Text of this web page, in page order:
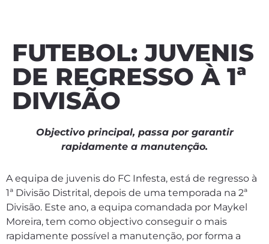
FUTEBOL: JUVENIS
DE REGRESSO À 1ª
DIVISÃO
Objectivo principal, passa por garantir
rapidamente a manutenção.
A equipa de juvenis do FC Infesta, está de regresso à
1ª Divisão Distrital, depois de uma temporada na 2ª
Divisão. Este ano, a equipa comandada por Maykel
Moreira, tem como objectivo conseguir o mais
rapidamente possível a manutenção, por forma a